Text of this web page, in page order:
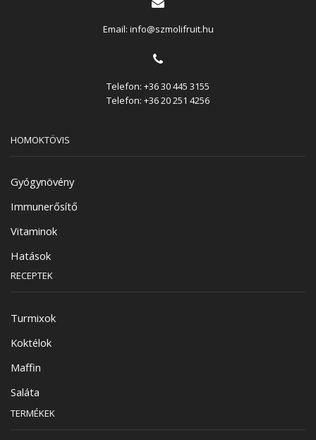
Email: info@szmolifruit.hu
Telefon: +36 30 445 3155
Telefon: +36 20 251 4256
HOMOKTÖVIS
Gyógynövény
Immunerősítő
Vitaminok
Hatások
RECEPTEK
Turmixok
Koktélok
Maffin
Saláta
TERMÉKEK